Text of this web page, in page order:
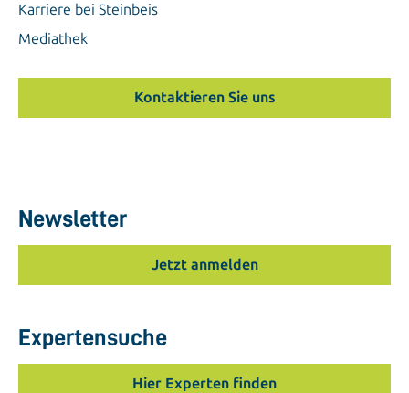
Karriere bei Steinbeis
Mediathek
Kontaktieren Sie uns
Newsletter
Jetzt anmelden
Expertensuche
Hier Experten finden